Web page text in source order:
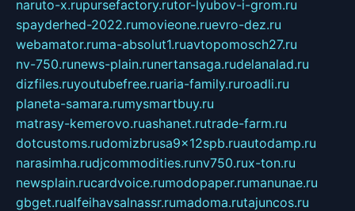
naruto-x.rupursefactory.rutor-lyubov-i-grom.ru
spayderhed-2022.rumovieone.ruevro-dez.ru
webamator.ruma-absolut1.ruavtopomosch27.ru
nv-750.runews-plain.runertansaga.rudelanalad.ru
dizfiles.ruyoutubefree.ruaria-family.ruroadli.ru
planeta-samara.rumysmartbuy.ru
matrasy-kemerovo.ruashanet.rutrade-farm.ru
dotcustoms.rudomizbrusa9x12spb.ruautodamp.ru
narasimha.rudjcommodities.runv750.rux-ton.ru
newsplain.rucardvoice.rumodopaper.rumanunae.ru
gbget.rualfeihavsalnassr.rumadoma.rutajuncos.ru